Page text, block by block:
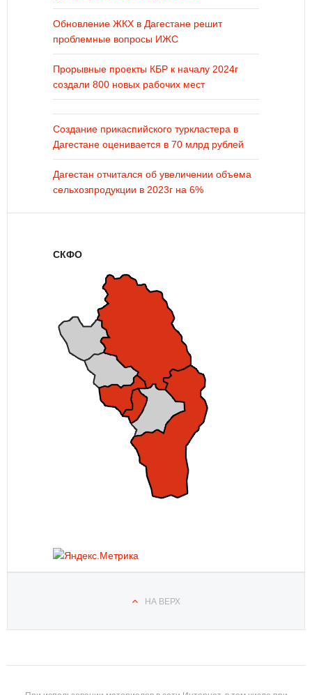
Обновление ЖКХ в Дагестане решит
проблемные вопросы ИЖС
Прорывные проекты КБР к началу 2024г
создали 800 новых рабочих мест
Создание прикаспийского туркластера в
Дагестане оценивается в 70 млрд рублей
Дагестан отчитался об увеличении объема
сельхозпродукции в 2023г на 6%
СКФО
НА ВЕРХ